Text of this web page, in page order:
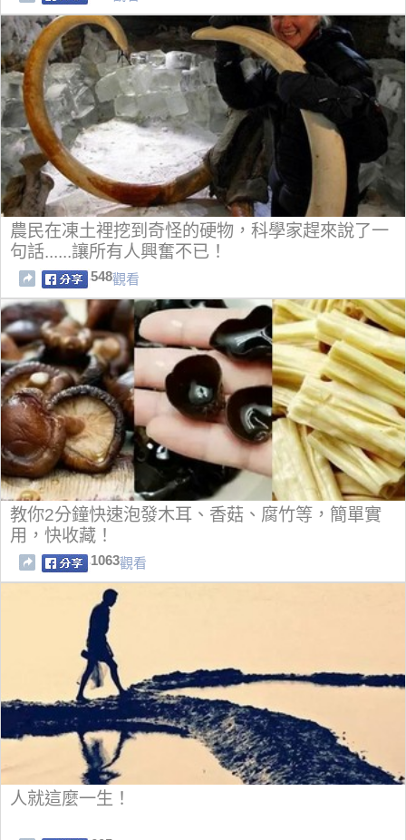
農民在凍土裡挖到奇怪的硬物，科學家趕來說了一
句話......讓所有人興奮不已！
548觀看
教你2分鐘快速泡發木耳、香菇、腐竹等，簡單實
用，快收藏！
1063觀看
人就這麼一生！